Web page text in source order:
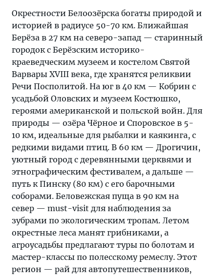
Окрестности Белоозёрска богаты природой и
историей в радиусе 50-70 км. Ближайшая
Берёза в 27 км на северо-запад — старинный
городок с Берёзским историко-
краеведческим музеем и костелом Святой
Варвары XVIII века, где хранятся реликвии
Речи Посполитой. На юг в 40 км — Кобрин с
усадьбой Оловских и музеем Костюшко,
героями американской и польской войн. Для
природы — озёра Чёрное и Споровское в 5-
10 км, идеальные для рыбалки и каякинга, с
редкими видами птиц. В 60 км — Дрогичин,
уютный город с деревянными церквями и
этнографическим фестивалем, а дальше —
путь к Пинску (80 км) с его барочными
соборами. Беловежская пуща в 90 км на
север — must-visit для наблюдения за
зубрами по экологическим тропам. Летом
окрестные леса манят грибниками, а
агроусадьбы предлагают туры по болотам и
мастер-классы по полесскому ремеслу. Этот
регион — рай для автопутешественников,